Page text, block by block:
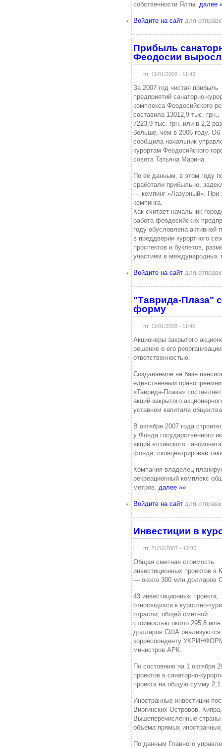
собственности Ялты. далее
Войдите на сайтдля
Прибыль
Феодосии
пт, 11/01/2008 - 11:43
За 2007 год чистая прибыль
предприятий санаторно-
комплекса Феодосийского
составила 13012,9 тыс. грн.,
7223,9 тыс. грн. или в 2,2
больше, чем в 2006 году. Об
сообщила начальник
курортам Феодосийского
совета Татьяна Марина.
По ее данным, в этом году
сработали прибыльно,
— кемпинг «Лазурный». При
кемпинга.
Как считает начальник
работа феодосийских
году обусловлена активной
в преддверии курортного
проспектов и буклетов,
участием в международных
Войдите на сайтдля
"Таврида-Плаза"
форму
пт, 11/01/2008 - 11:40
Акционеры закрытого
решение о его
ответственностью.
Создаваемое на базе
единственным
«Таврида-Плаза»
акций закрытого
уставном капитале
В октябре 2007 года
у Фонда государственного
акций ялтинского
фонда, сконцентрировав
Компания-владелец
рекреационный комплекс
метров. далее »»
Войдите на сайтдля
Инвестиции в
пт, 21/12/2007 - 12:36
Общая сметная стоимость
инвестиционных проектов в
— около 300 млн.долларов
43 инвестиционных проекта,
относящихся к курортно-
отрасли, общей сметной
стоимостью около 295,8 млн
долларов США
корреспонденту
министров АРК.
По состоянию на 1 октября
проектов в санаторно-
проекта на общую сумму
Иностранные инвестиции
Виргинских Островов,
Вышеперечисленные страны
объема прямых иностранных
По данным Главного